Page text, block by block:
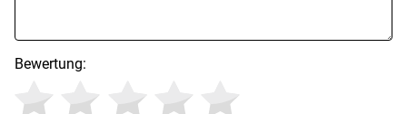
Bewertung: